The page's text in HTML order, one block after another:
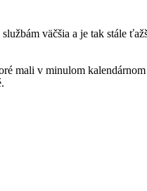
väčšia a je tak stále
mali v minulom